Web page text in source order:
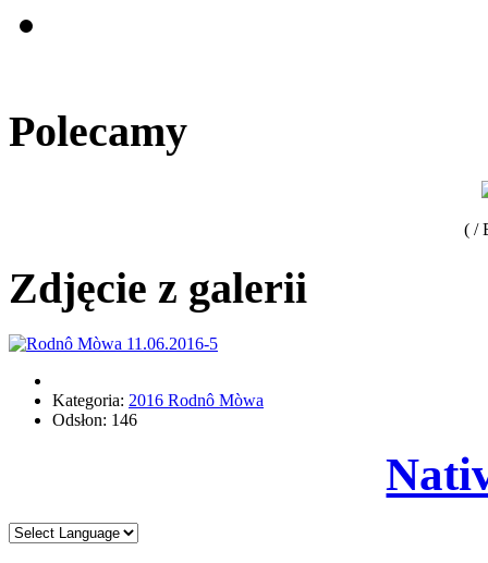
Polecamy
( /
Zdjęcie z galerii
Kategoria: 2016 Rodnô Mòwa
Odsłon: 146